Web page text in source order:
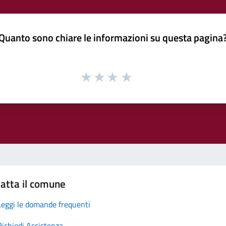
sono chiare le informazioni su questa
il comune
le domande frequenti